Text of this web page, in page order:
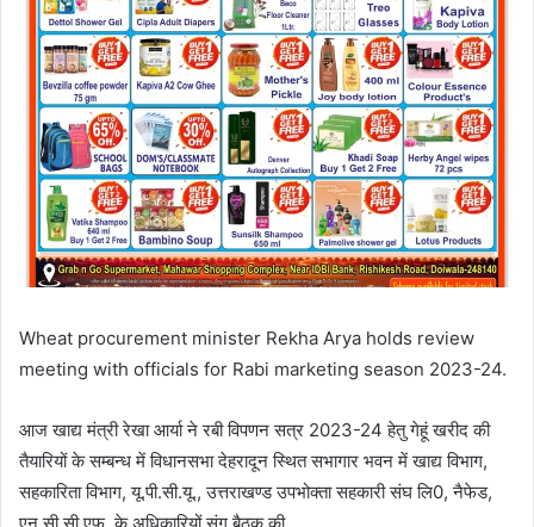
Wheat procurement minister Rekha Arya holds review
meeting with officials for Rabi marketing season 2023-24.
आज खाद्य मंत्री रेखा आर्या ने रबी विपणन सत्र 2023-24 हेतु गेहूं खरीद की
तैयारियों के सम्बन्ध में विधानसभा देहरादून स्थित सभागार भवन में खाद्य विभाग,
सहकारिता विभाग, यू.पी.सी.यू., उत्तराखण्ड उपभोक्ता सहकारी संघ लि0, नैफेड,